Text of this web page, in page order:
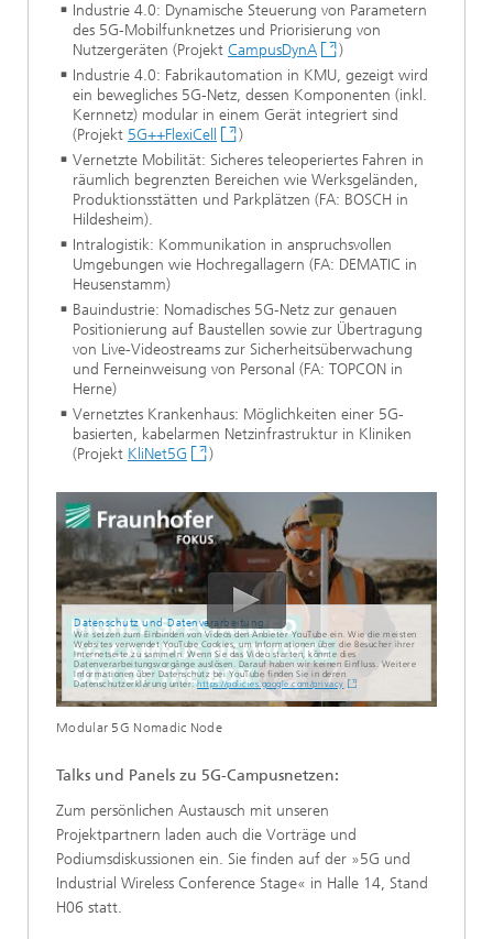
Industrie 4.0: Dynamische Steuerung von Parametern
des 5G-Mobilfunknetzes und Priorisierung von
Nutzergeräten (Projekt CampusDynA
)
Industrie 4.0: Fabrikautomation in KMU, gezeigt wird
ein bewegliches 5G-Netz, dessen Komponenten (inkl.
Kernnetz) modular in einem Gerät integriert sind
(Projekt 5G++FlexiCell
)
Vernetzte Mobilität: Sicheres teleoperiertes Fahren in
räumlich begrenzten Bereichen wie Werksgeländen,
Produktionsstätten und Parkplätzen (FA: BOSCH in
Hildesheim).
Intralogistik: Kommunikation in anspruchsvollen
Umgebungen wie Hochregallagern (FA: DEMATIC in
Heusenstamm)
Bauindustrie: Nomadisches 5G-Netz zur genauen
Positionierung auf Baustellen sowie zur Übertragung
von Live-Videostreams zur Sicherheitsüberwachung
und Ferneinweisung von Personal (FA: TOPCON in
Herne)
Vernetztes Krankenhaus: Möglichkeiten einer 5G-
basierten, kabelarmen Netzinfrastruktur in Kliniken
(Projekt KliNet5G )
Datenschutz und Datenverarbeitung
Wir setzen zum Einbinden von Videos den Anbieter YouTube ein. Wie die meisten
Websites verwendet YouTube Cookies, um Informationen über die Besucher ihrer
Internetseite zu sammeln. Wenn Sie das Video starten, könnte dies
Datenverarbeitungsvorgänge auslösen. Darauf haben wir keinen Einfluss. Weitere
Informationen über Datenschutz bei YouTube finden Sie in deren
Datenschutzerklärung unter:https://policies.google.com/privacy
Modular 5G Nomadic Node
Talks und Panels zu 5G-Campusnetzen:
Zum persönlichen Austausch mit unseren
Projektpartnern laden auch die Vorträge und
Podiumsdiskussionen ein. Sie finden auf der »5G und
Industrial Wireless Conference Stage« in Halle 14, Stand
H06 statt.